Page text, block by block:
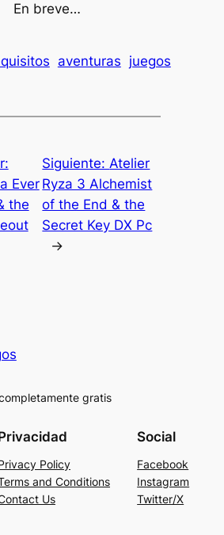
En breve…
aventuras juegos
Ever
the
Siguiente:Atelier
Ryza 3 Alchemist
of the End & the
Secret Key DX Pc
→
gratis
Policy
and Conditions
Us
Social
Facebook
Instagram
Twitter/X